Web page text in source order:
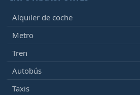
Alquiler de coche
Metro
Tren
Autobús
Taxis